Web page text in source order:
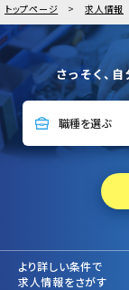
トップページ 求人情報
さっそく、
より詳しい条件で
求人情報をさがす